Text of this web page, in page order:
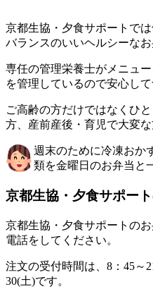
京都生協・夕食サポートで
バランスのいいヘルシーなお
専任の管理栄養士がメニュ
を管理しているので安心して
ご高齢の方だけではなくひ
方、産前産後・育児で大変な
週末のために冷凍おか
類を金曜日のお弁当と
京都生協・夕食サポー
京都生協・夕食サポートのお
電話をしてください。
注文の受付時間は、8：45～
30(土)です。